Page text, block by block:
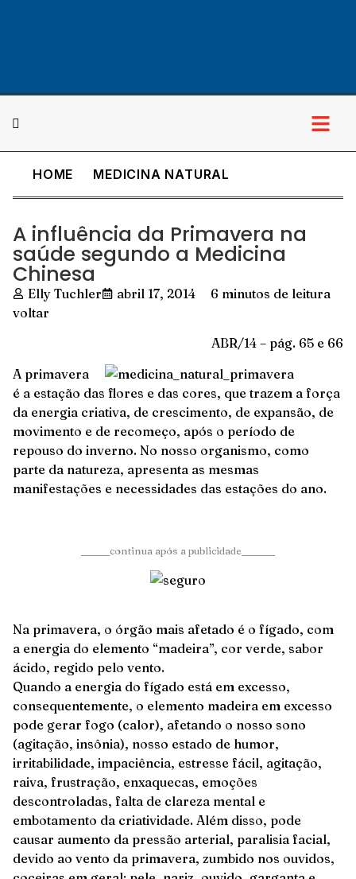
HOME MEDICINA NATURAL
A influência da Primavera na
saúde segundo a Medicina
Chinesa
Elly Tuchler abril 17, 2014
6 minutos de leitura
voltar
ABR/14 – pág. 65 e 66
A primavera
é a estação das flores e das cores, que trazem a força
da energia criativa, de crescimento, de expansão, de
movimento e de recomeço, após o período de
repouso do inverno. No nosso organismo, como
parte da natureza, apresenta as mesmas
manifestações e necessidades das estações do ano.
______continua após a publicidade_______
Na primavera, o órgão mais afetado é o fígado, com
a energia do elemento “madeira”, cor verde, sabor
ácido, regido pelo vento.
Quando a energia do fígado está em excesso,
consequentemente, o elemento madeira em excesso
pode gerar fogo (calor), afetando o nosso sono
(agitação, insônia), nosso estado de humor,
irritabilidade, impaciência, estresse fácil, agitação,
raiva, frustração, enxaquecas, emoções
descontroladas, falta de clareza mental e
embotamento da criatividade. Além disso, pode
causar aumento da pressão arterial, paralisia facial,
devido ao vento da primavera, zumbido nos ouvidos,